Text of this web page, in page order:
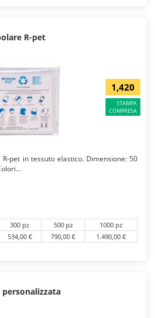
R-pet
1,420
STAMPA
COMPRESA
pet in tessuto elastico. Dimensione: 50
300 pz 500 pz
1000 pz
534,00 € 790,00 € 1.490,00 €